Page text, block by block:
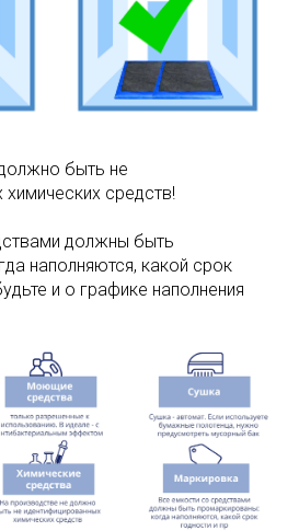
быть не
средств!
должны быть
наполняются, какой срок
и о графике наполнения